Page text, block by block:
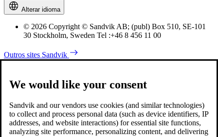
Alterar idioma
© 2026 Copyright © Sandvik AB; (publ) Box 510, SE-101
30 Stockholm, Sweden Tel :+46 8 456 11 00
Outros sites Sandvik
We would like your consent
Sandvik and our vendors use cookies (and similar technologies)
to collect and process personal data (such as device identifiers, IP
addresses, and website interactions) for essential site functions,
analyzing site performance, personalizing content, and delivering